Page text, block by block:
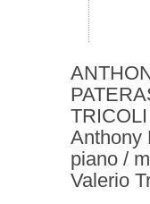
TRICOLI
Anthony
piano /
Valerio